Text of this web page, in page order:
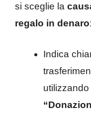
si sceglie la
regalo in denaro:
Indica
utilizzando